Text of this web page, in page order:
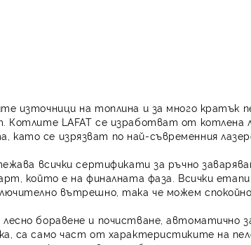
източници на топлина и за много кратък
Котлите LAFAT се изработват от котлена
се изрязват по най-съвременния
всички сертификати за ръчно
който е на финалната фаза. Всички
вътрешно, така че можем
боравене и почистване, автоматично
са само част от характеристиките на